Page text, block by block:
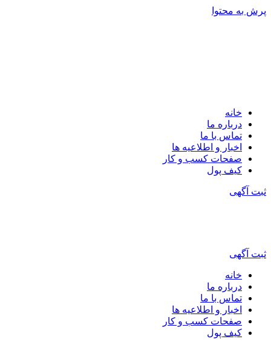
پرش به محتوا
خانه
درباره ما
تماس با ما
اخبار و اطلاعیه ها
صفحات کسب و کار
کیف پول
ثبت آگهی
ثبت آگهی
خانه
درباره ما
تماس با ما
اخبار و اطلاعیه ها
صفحات کسب و کار
کیف پول